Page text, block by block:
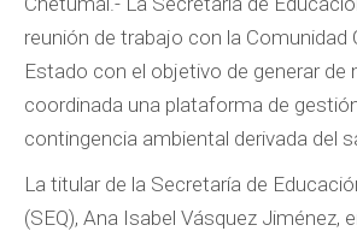
reunión de trabajo con la Comunidad
Estado con el objetivo de generar de
coordinada una plataforma de
contingencia ambiental derivada del
La titular de la Secretaría de
(SEQ), Ana Isabel Vásquez Jiménez,